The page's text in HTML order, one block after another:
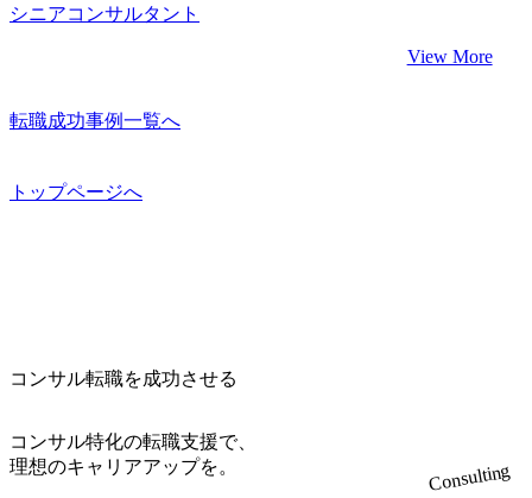
シニアコンサルタント
View More
転職成功事例一覧へ
トップページへ
コンサル転職を成功させる
コンサル特化の転職支援で、
理想のキャリアアップを。
Consulting